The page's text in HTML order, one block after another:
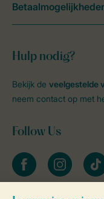
Hulp nodig?
Bekijk de veelgestelde
neem contact op met
Follow Us
facebookinstagram